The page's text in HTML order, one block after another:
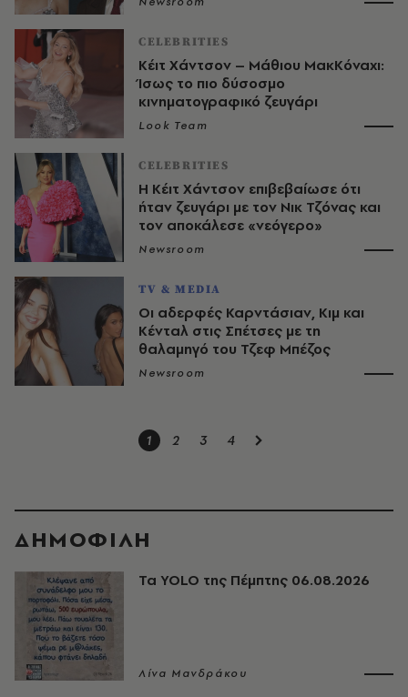
CELEBRITIES
Κέιτ Χάντσον – Μάθιου ΜακΚόναχι:
Ίσως το πιο δύσοσμο
κινηματογραφικό ζευγάρι
Look Team
CELEBRITIES
Η Κέιτ Χάντσον επιβεβαίωσε ότι
ήταν ζευγάρι με τον Νικ Τζόνας και
τον αποκάλεσε «νεόγερο»
Newsroom
TV & MEDIA
Οι αδερφές Καρντάσιαν, Κιμ και
Κένταλ στις Σπέτσες με τη
θαλαμηγό του Τζεφ Μπέζος
Newsroom
1 2 3 4
ΔΗΜΟΦΙΛΗ
Τα YOLO της Πέμπτης 06.08.2026
Λίνα Μανδράκου